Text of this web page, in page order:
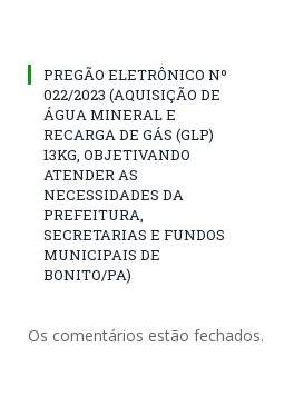
PREGÃO ELETRÔNICO Nº
022/2023 (AQUISIÇÃO DE
ÁGUA MINERAL E
RECARGA DE GÁS (GLP)
13KG, OBJETIVANDO
ATENDER AS
NECESSIDADES DA
PREFEITURA,
SECRETARIAS E FUNDOS
MUNICIPAIS DE
BONITO/PA)
Os comentários estão fechados.